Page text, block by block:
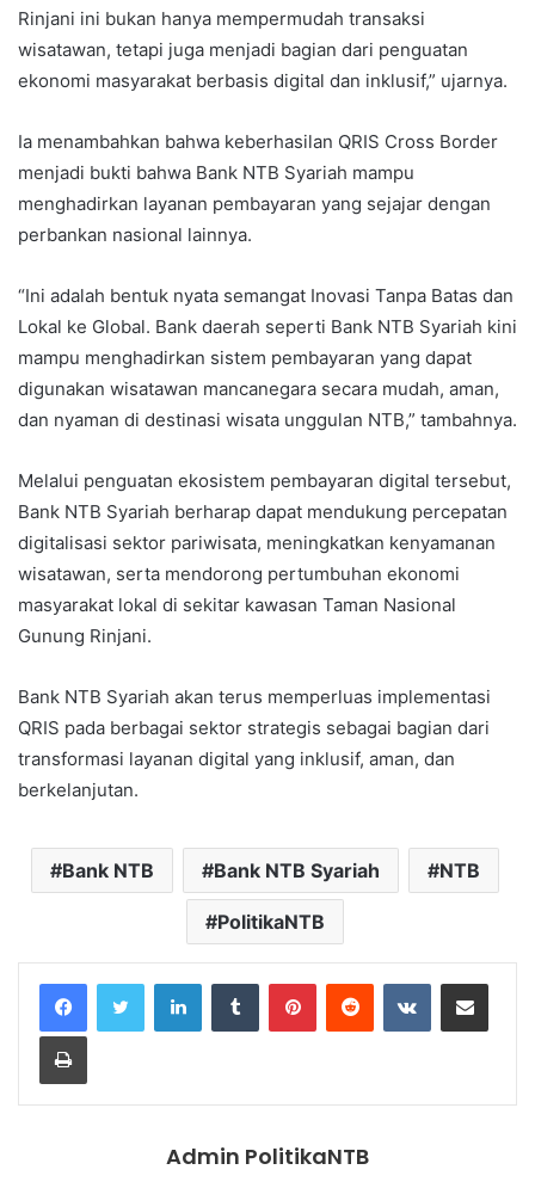
Rinjani ini bukan hanya mempermudah transaksi
wisatawan, tetapi juga menjadi bagian dari penguatan
ekonomi masyarakat berbasis digital dan inklusif,” ujarnya.
Ia menambahkan bahwa keberhasilan QRIS Cross Border
menjadi bukti bahwa Bank NTB Syariah mampu
menghadirkan layanan pembayaran yang sejajar dengan
perbankan nasional lainnya.
“Ini adalah bentuk nyata semangat Inovasi Tanpa Batas dan
Lokal ke Global. Bank daerah seperti Bank NTB Syariah kini
mampu menghadirkan sistem pembayaran yang dapat
digunakan wisatawan mancanegara secara mudah, aman,
dan nyaman di destinasi wisata unggulan NTB,” tambahnya.
Melalui penguatan ekosistem pembayaran digital tersebut,
Bank NTB Syariah berharap dapat mendukung percepatan
digitalisasi sektor pariwisata, meningkatkan kenyamanan
wisatawan, serta mendorong pertumbuhan ekonomi
masyarakat lokal di sekitar kawasan Taman Nasional
Gunung Rinjani.
Bank NTB Syariah akan terus memperluas implementasi
QRIS pada berbagai sektor strategis sebagai bagian dari
transformasi layanan digital yang inklusif, aman, dan
berkelanjutan.
Bank NTB Bank NTB Syariah NTB
PolitikaNTB
LinkedInTumblr PinterestReddit VKontakteShare via Email
Print
Admin PolitikaNTB